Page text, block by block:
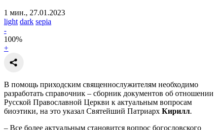
1 мин., 27.01.2023
light dark sepia
-
100%
+
В помощь приходским священнослужителям необходимо
разработать справочник – сборник документов об отношении
Русской Православной Церкви к актуальным вопросам
биоэтики, на это указал Святейший Патриарх Кирилл.
– Все более актуальным становится вопрос богословского